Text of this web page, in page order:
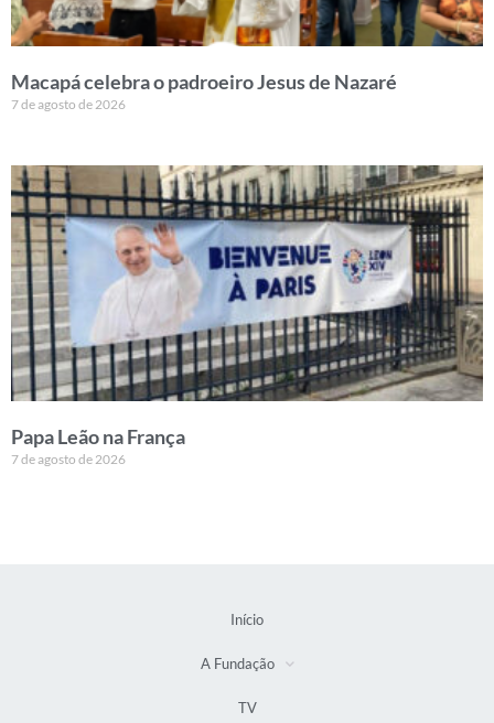
Macapá celebra o padroeiro Jesus de Nazaré
7 de agosto de 2026
Papa Leão na França
7 de agosto de 2026
Início
A Fundação
TV